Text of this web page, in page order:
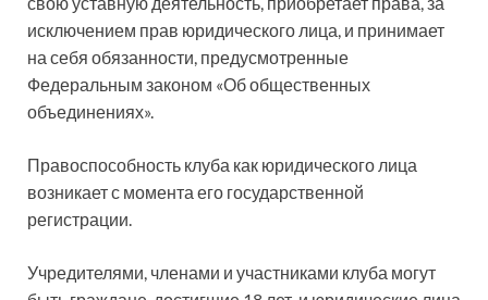
исключением прав юридического лица, и принимает
на себя обязанности, предусмотренные
Федеральным законом «Об общественных
объединениях».
Правоспособность клуба как юридического лица
возникает с момента его государственной
регистрации.
Учредителями, членами и участниками клуба могут